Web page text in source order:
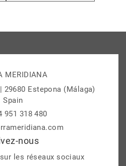
MERIDIANA
29680 Estepona (Málaga)
Spain
951 318 480
nous
les réseaux sociaux